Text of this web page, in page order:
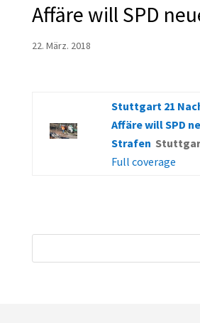
Affäre will SPD
22. März. 2018
Stuttgart 21
Affäre will SPD
Strafen
Full coverage